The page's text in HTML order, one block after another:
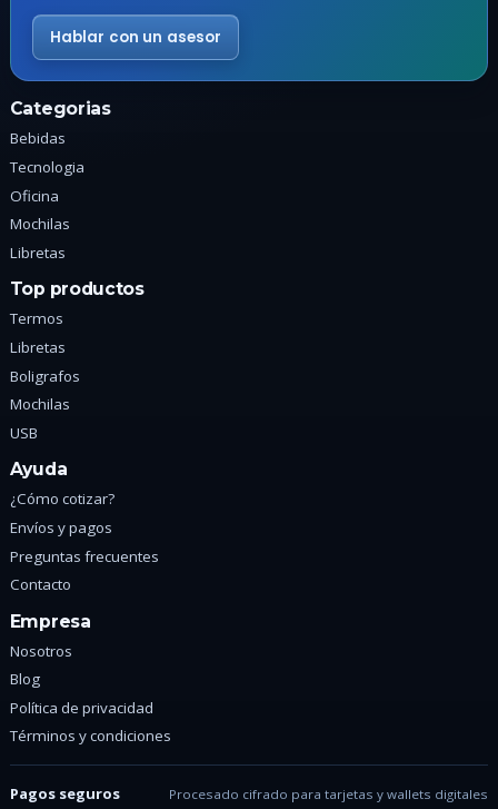
página
de
producto
Hablar con un asesor
Categorias
Bebidas
Tecnologia
Oficina
Mochilas
Libretas
Top productos
Termos
Libretas
Boligrafos
Mochilas
USB
Ayuda
¿Cómo cotizar?
Envíos y pagos
Preguntas frecuentes
Contacto
Empresa
Nosotros
Blog
Política de privacidad
Términos y condiciones
Pagos seguros Procesado cifrado para tarjetas y wallets digitales